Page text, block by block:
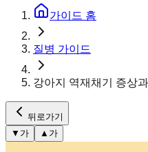
가이드 홈
질병 가이드
강아지 역재채기 증상
뒤로가기
▼ 가 ▲ 가